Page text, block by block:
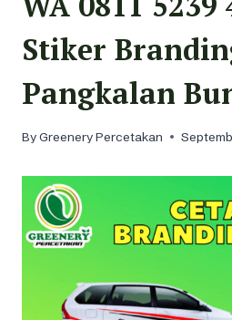
Stiker
Pangkalan
ByGreenery Percetakan